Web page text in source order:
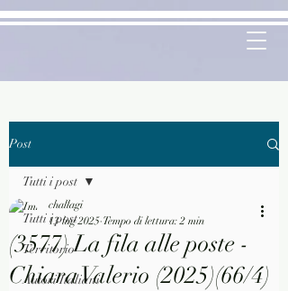
Post
Tutti i post
Territorio
Autori Italiani
Tutti i post
(3577) La fila alle poste -
Chiara Valerio (2025)(66/4)
challagi
13 lug 2025 Tempo di lettura: 2 min